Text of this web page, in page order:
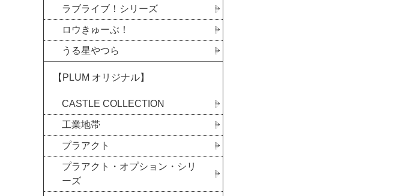
ラブライブ！シリーズ
ロウきゅーぶ！
うる星やつら
【PLUM オリジナル】
CASTLE COLLECTION
工業地帯
プラアクト
プラアクト・オプション・シリ
ーズ